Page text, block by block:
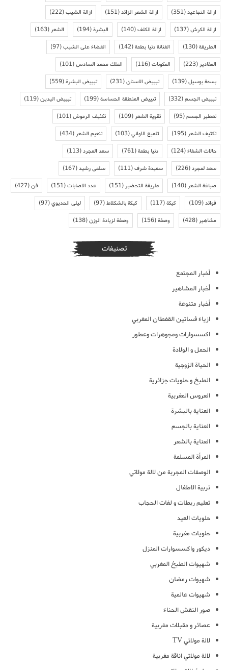
ازالة التجاعيد(351) ازالة الشعر الزائد(151) ازالة الشيب(222)
ازالة الكرش(137) ازالة الكلف(140) البشرة(194) الشعر(163)
الطريقة(130) الفنانة دنيا بطمة(142) القضاء على الشيب(97)
المقادير(223) المكونات(116) الملك محمد السادس(101)
بسمة بوسيل(139) تبييض الاسنان(231) تبييض البشرة(559)
تبييض الجسم(332) تبييض المنطقة الحساسة(199) تبييض اليدين(119)
تعطير الجسم(95) تقوية الشعر(109) تكثيف الرموش(101)
تكثيف الشعر(195) تلميع الاواني(103) تنعيم الشعر(434)
حالات الشفاء(124) دنيا بطمة(761) سعد المجرد(113)
سعد لمجرد(226) سعيدة شرف(111) سلمى رشيد(167)
صباغة الشعر(140) طريقة التحضير(151) عدد الاصابات(151) فن(427)
فوائد(109) كيكة(117) كيكة بالشكلاط(97) ليلى الحديوي(97)
مشاهير(428) وصفة(156) وصفة لزيادة الوزن(138)
تصنيفات
أخبار المجتمع
أخبار المشاهير
أخبار متنوعة
ازياء فساتين القفطان المغربي
اكسسوارات ومجوهرات وعطور
الحمل و الولادة
الحياة الزوجية
الطبخ و حلويات جزائرية
العروس المغربية
العناية بالبشرة
العناية بالجسم
العناية بالشعر
المرأة المسلمة
الوصفات المجربة من لالة مولاتي
تربية الاطفال
تعليم ربطات و لفات الحجاب
حلويات العيد
حلويات مغربية
ديكور واكسسوارات المنزل
شهيوات الطبخ المغربي
شهيوات رمضان
شهيوات عالمية
صور النقش الحناء
عصائر و مقبلات مغربية
لالة مولاتي TV
لالة مولاتي اناقة مغربية